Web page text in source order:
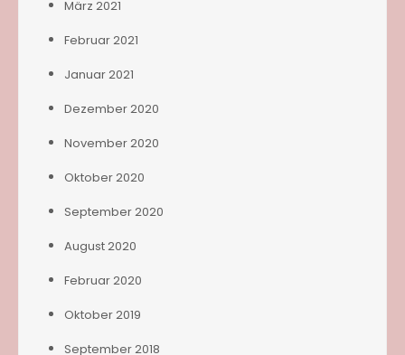
März 2021
Februar 2021
Januar 2021
Dezember 2020
November 2020
Oktober 2020
September 2020
August 2020
Februar 2020
Oktober 2019
September 2018